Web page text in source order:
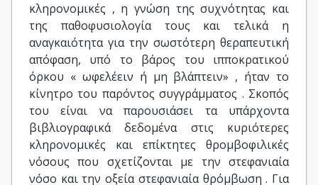
κληρονομικές , η γνώση της συχνότητας και
της παθοφυσιολογία τους και τελικά η
αναγκαιότητα για την σωστότερη θεραπευτική
απόφαση, υπό το βάρος του ιπποκρατικού
όρκου « ωφελέειν ή μη βλάπτειν» , ήταν το
κίνητρο του παρόντος συγγράμματος . Σκοπός
του είναι να παρουσιάσει τα υπάρχοντα
βιβλιογραφικά δεδομένα στις κυριότερες
κληρονομικές και επίκτητες θρομβοφιλικές
νόσους που σχετίζονται με την στεφανιαία
νόσο και την οξεία στεφανιαία θρόμβωση . Για